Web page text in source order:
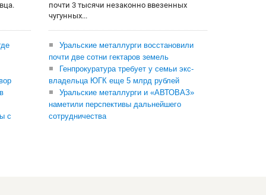
с
почти 3 тысячи незаконно ввезенных
чугунных...
Уральские металлурги восстановили
почти две сотни гектаров земель
Генпрокуратура требует у семьи экс-
владельца ЮГК еще 5 млрд рублей
Уральские металлурги и «АВТОВАЗ»
наметили перспективы дальнейшего
сотрудничества